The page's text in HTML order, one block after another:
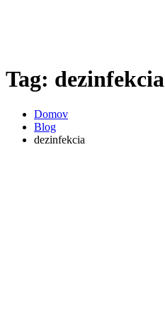
Tag: dezinfekcia
Domov
Blog
dezinfekcia